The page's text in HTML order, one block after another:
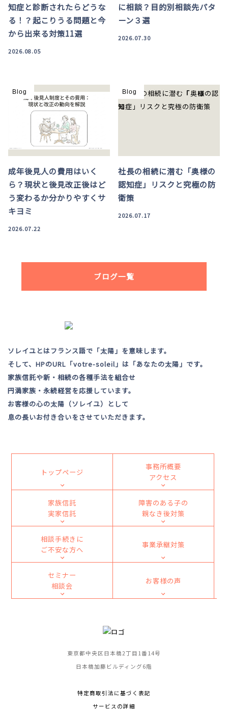
知症と診断されたらどうな
る！？起こりうる問題と今
から出来る対策11選
2026.08.05
に相談？目的別相談先パタ
ーン３選
2026.07.30
成年後見人の費用はいく
ら？現状と後見改正後はど
う変わるか分かりやすくサ
キヨミ
2026.07.22
Blog
社長の相続に潜む「奥様の
認知症」リスクと究極の防
衛策
2026.07.17
Blog
ブログ一覧
ソレイユとはフランス語で「太陽」を意味します。
そして、HPのURL「votre-soleil」は「あなたの太陽」です。
家族信託や新・相続の各種手法を組合せ
円満家族・永続経営を応援しています。
お客様の心の太陽（ソレイユ）として
息の長いお付き合いをさせていただきます。
トップページ
事務所概要
アクセス
家族信託
実家信託
障害のある子の
親なき後対策
相談手続きに
ご不安な方へ
事業承継対策
セミナー
相談会
お客様の声
東京都中央区日本橋2丁目1番14号
日本橋加藤ビルディング6階
特定商取引法に基づく表記
サービスの詳細